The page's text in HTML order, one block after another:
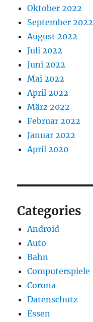
Oktober 2022
September 2022
August 2022
Juli 2022
Juni 2022
Mai 2022
April 2022
März 2022
Februar 2022
Januar 2022
April 2020
Categories
Android
Auto
Bahn
Computerspiele
Corona
Datenschutz
Essen